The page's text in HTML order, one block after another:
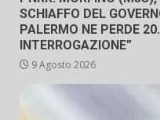
SCHIAFFO DEL
PALERMO NE PERDE
INTERROGAZIONE”
9 Agosto 2026